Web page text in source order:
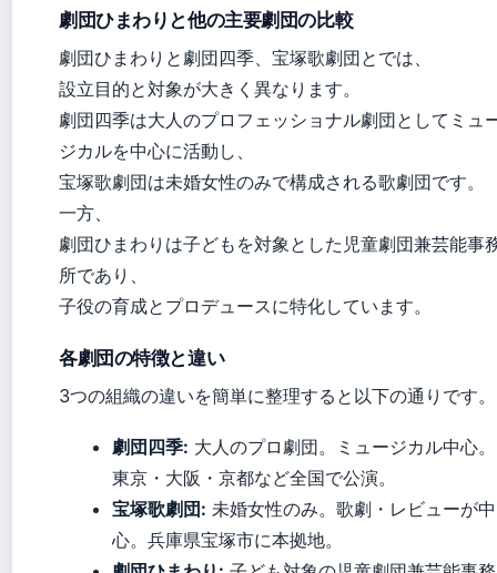
劇団ひまわりと他の主要劇団の比較
劇団ひまわりと劇団四季、宝塚歌劇団とでは、
設立目的と対象が大きく異なります。
劇団四季は大人のプロフェッショナル劇団としてミュ
ジカルを中心に活動し、
宝塚歌劇団は未婚女性のみで構成される歌劇団です。
一方、
劇団ひまわりは子どもを対象とした児童劇団兼芸能事
所であり、
子役の育成とプロデュースに特化しています。
各劇団の特徴と違い
3つの組織の違いを簡単に整理すると以下の通りです。
劇団四季: 大人のプロ劇団。ミュージカル中心。
東京・大阪・京都など全国で公演。
宝塚歌劇団: 未婚女性のみ。歌劇・レビューが中
心。兵庫県宝塚市に本拠地。